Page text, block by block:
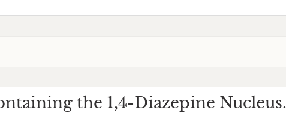
the 1,4-Diazepine Nucleus.